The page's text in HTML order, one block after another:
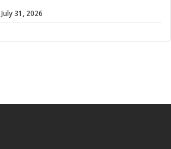
July 31, 2026